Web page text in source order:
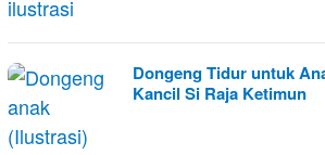
Dongeng Tidur untuk
Kancil Si Raja Ketimun